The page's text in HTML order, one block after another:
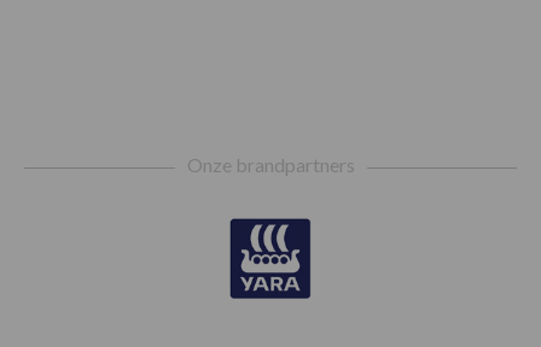
Onze brandpartners